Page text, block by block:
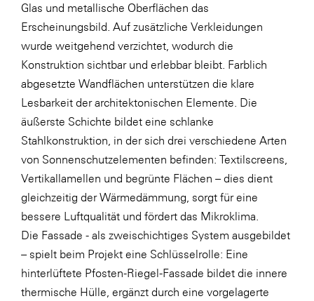
PAGRO
PHH Rechtsanwält:innen
Primark
Salesforce
sebamed
SeneCura
SERVICE&MORE
SKINUANCE®
Somfy
Sony DADC
SPIEGLTEC
STIHL Tirol
Glas und metallische Oberflächen das
Erscheinungsbild. Auf zusätzliche Verkleidungen
wurde weitgehend verzichtet, wodurch die
Konstruktion sichtbar und erlebbar bleibt. Farblich
abgesetzte Wandflächen unterstützen die klare
Lesbarkeit der architektonischen Elemente. Die
äußerste Schichte bildet eine schlanke
Stahlkonstruktion, in der sich drei verschiedene Arten
von Sonnenschutzelementen befinden: Textilscreens,
Vertikallamellen und begrünte Flächen – dies dient
gleichzeitig der Wärmedämmung, sorgt für eine
bessere Luftqualität und fördert das Mikroklima.
Die Fassade - als zweischichtiges System ausgebildet
– spielt beim Projekt eine Schlüsselrolle: Eine
hinterlüftete Pfosten-Riegel-Fassade bildet die innere
thermische Hülle, ergänzt durch eine vorgelagerte